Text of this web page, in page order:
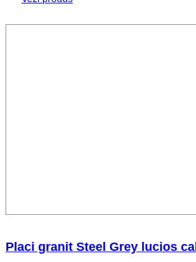
Placi granit Steel Grey lucios